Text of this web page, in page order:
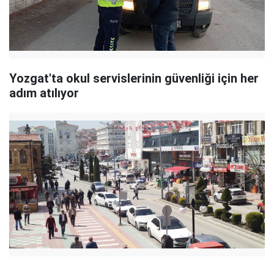
Yozgat'ta okul servislerinin güvenliği için her
adım atılıyor